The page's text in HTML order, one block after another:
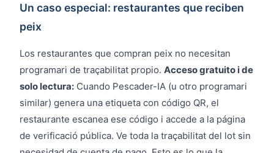
Un caso especial: restaurantes que reciben
peix
Los restaurantes que compran peix no necesitan
programari de traçabilitat propio. Acceso gratuito i de
solo lectura: Cuando Pescader-IA (u otro programari
similar) genera una etiqueta con código QR, el
restaurante escanea ese código i accede a la página
de verificació pública. Ve toda la traçabilitat del lot sin